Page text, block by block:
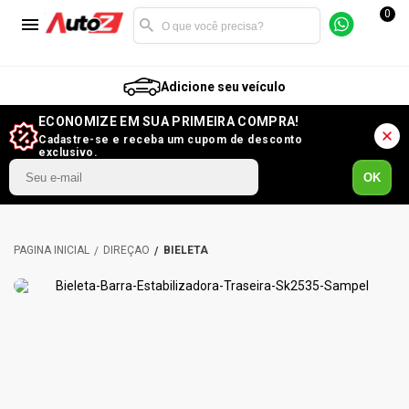
0
Adicione seu veículo
ECONOMIZE EM SUA PRIMEIRA COMPRA!
Cadastre-se e receba um cupom de desconto
exclusivo.
OK
DIREÇÃO BIELETA